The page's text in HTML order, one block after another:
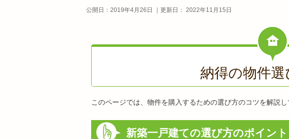
公開日： 2019年4月26日 ｜更新日： 2022年11月15日
納得の物件選
このページでは、物件を購入するための選び方のコツを解説し
新築一戸建ての選び方のポイント